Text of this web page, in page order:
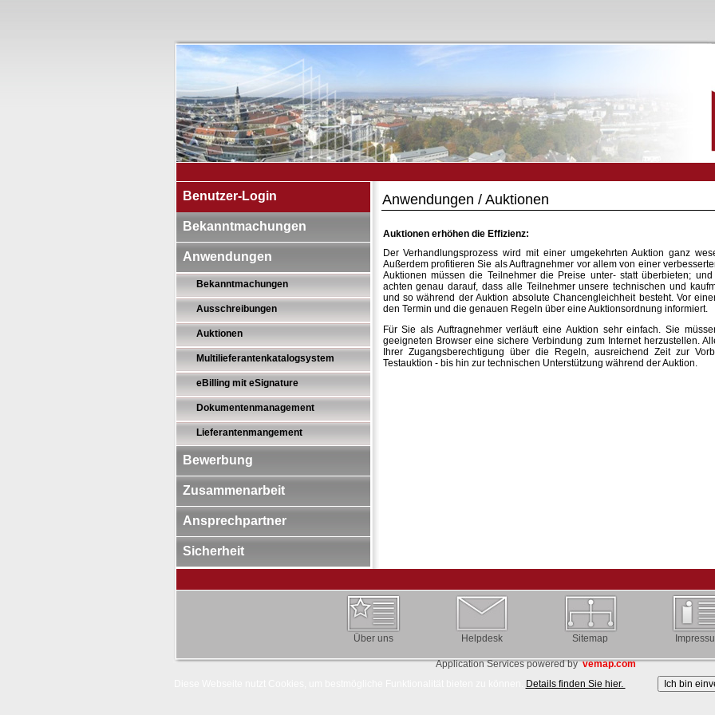
Benutzer-Login
Bekanntmachungen
Anwendungen
Bekanntmachungen
Ausschreibungen
Auktionen
Multilieferantenkatalogsystem
eBilling mit eSignature
Dokumentenmanagement
Lieferantenmangement
Bewerbung
Zusammenarbeit
Ansprechpartner
Sicherheit
Anwendungen / Auktionen
Auktionen erhöhen die Effizienz:
Der Verhandlungsprozess wird mit einer umgekehrten Auktion ganz
Außerdem profitieren Sie als Auftragnehmer vor allem von einer
Auktionen müssen die Teilnehmer die Preise unter- statt überbieten;
achten genau darauf, dass alle Teilnehmer unsere technischen und
und so während der Auktion absolute Chancengleichheit besteht. Vor
den Termin und die genauen Regeln über eine Auktionsordnung informiert.
Für Sie als Auftragnehmer verläuft eine Auktion sehr einfach. Sie
geeigneten Browser eine sichere Verbindung zum Internet herzustellen.
Ihrer Zugangsberechtigung über die Regeln, ausreichend Zeit zur
Testauktion - bis hin zur technischen Unterstützung während der Auktion.
Über uns Helpdesk Sitemap
Application Services powered byvemap.com
Details finden Sie hier.